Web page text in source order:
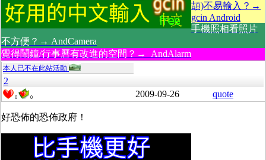
頡)不易輸入？→
gcin Android
手機照相看照片
不方便？→ AndCamera
覺得鬧鐘/行事曆有改進的空間？→ AndAlarm
本人已不在此站活動
2
0 0 2009-09-26 quote
好恐佈的恐佈政府！